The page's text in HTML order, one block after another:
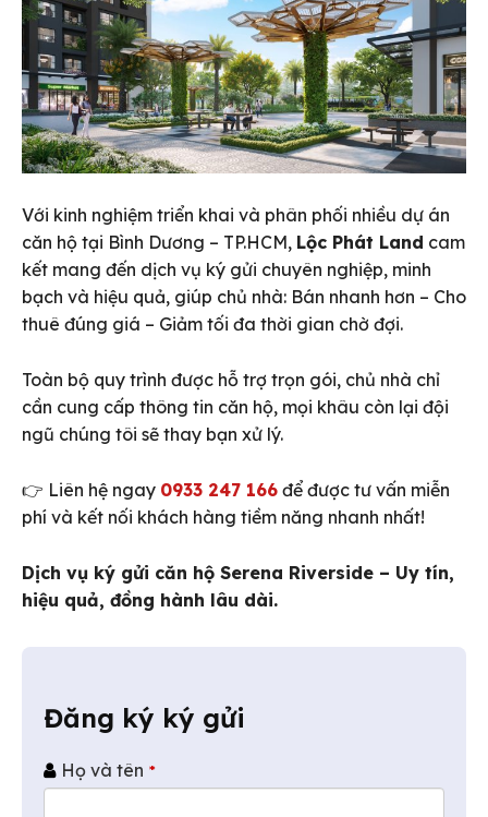
Với kinh nghiệm triển khai và phân phối nhiều dự án
căn hộ tại Bình Dương – TP.HCM, Lộc Phát Land cam
kết mang đến dịch vụ ký gửi chuyên nghiệp, minh
bạch và hiệu quả, giúp chủ nhà: Bán nhanh hơn – Cho
thuê đúng giá – Giảm tối đa thời gian chờ đợi.
Toàn bộ quy trình được hỗ trợ trọn gói, chủ nhà chỉ
cần cung cấp thông tin căn hộ, mọi khâu còn lại đội
ngũ chúng tôi sẽ thay bạn xử lý.
👉 Liên hệ ngay 0933 247 166 để được tư vấn miễn
phí và kết nối khách hàng tiềm năng nhanh nhất!
Dịch vụ ký gửi căn hộ Serena Riverside – Uy tín,
hiệu quả, đồng hành lâu dài.
Đăng ký ký gửi
Họ và tên *